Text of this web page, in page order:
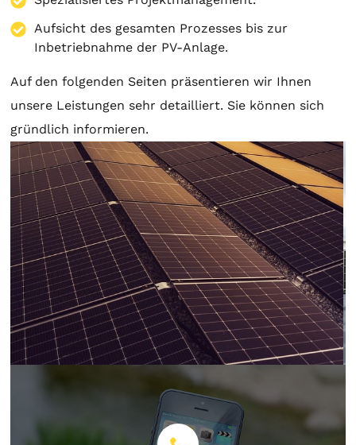
Aufsicht des gesamten Prozesses bis zur
Inbetriebnahme der PV-Anlage.
Auf den folgenden Seiten präsentieren wir Ihnen
unsere Leistungen sehr detailliert. Sie können sich
gründlich informieren.